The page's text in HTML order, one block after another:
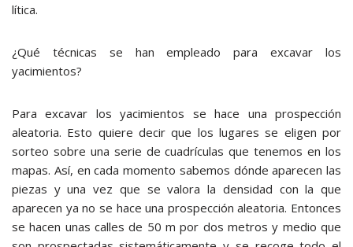
lítica.
¿Qué técnicas se han empleado para excavar los
yacimientos?
Para excavar los yacimientos se hace una prospección
aleatoria. Esto quiere decir que los lugares se eligen por
sorteo sobre una serie de cuadrículas que tenemos en los
mapas. Así, en cada momento sabemos dónde aparecen las
piezas y una vez que se valora la densidad con la que
aparecen ya no se hace una prospección aleatoria. Entonces
se hacen unas calles de 50 m por dos metros y medio que